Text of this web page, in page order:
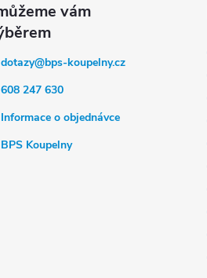
dotazy@bps-koupelny.cz
608 247 630
Informace o objednávce
BPS Koupelny